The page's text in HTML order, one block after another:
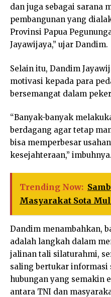
dan juga sebagai sarana
pembangunan yang
Provinsi Papua
Jayawijaya,” ujar Dandim.
Selain itu, Dandim
motivasi kepada para
bersemangat dalam
“Banyak-banyak
berdagang agar tetap
bisa memperbesar
kesejahteraan,” imbuhnya.
Trending Now:
Masyarakat Sota
Dandim menambahkan,
adalah langkah dalam
jalinan tali silaturahmi,
saling bertukar informasi
hubungan yang semakin
antara TNI dan